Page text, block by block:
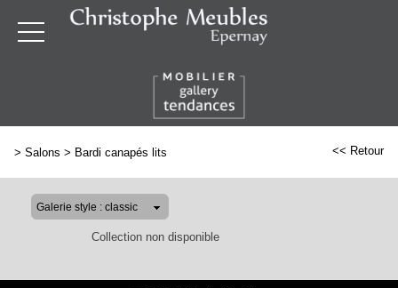
> Salons > Bardi canapés lits << Retour
Collection non disponible